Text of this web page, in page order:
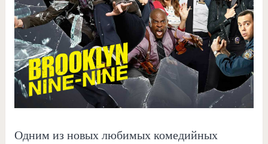
Одним из новых любимых комедийных